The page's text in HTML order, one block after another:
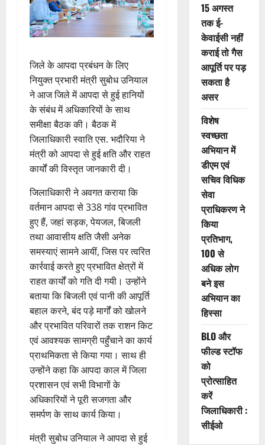
जिले के आपदा प्रबंधन के लिए
नियुक्त प्रभारी मंत्री सुबोध उनियाल
ने आज जिले में आपदा से हुई हानियों
के संबंध में अधिकारियों के साथ
समीक्षा बैठक की। बैठक में
जिलाधिकारी स्वाति एस. भदौरिया ने
मंत्री को आपदा से हुई क्षति और राहत
कार्यों की विस्तृत जानकारी दी।
जिलाधिकारी ने अवगत कराया कि
वर्तमान आपदा से 338 गांव प्रभावित
हुए हैं, जहां सड़क, पेयजल, बिजली
तथा आवासीय क्षति जैसी अनेक
समस्याएं सामने आयीं, जिस पर त्वरित
कार्रवाई करते हुए प्रभावित क्षेत्रों में
राहत कार्यों को गति दी गयी। उन्होंने
बताया कि बिजली एवं पानी की आपूर्ति
बहाल करने, बंद पड़े मार्गों को खोलने
और प्रभावित परिवारों तक राशन किट
एवं आवश्यक सामग्री पहुँचाने का कार्य
प्राथमिकता से किया गया। साथ ही
उन्होंने कहा कि आपदा काल में जिला
प्रशासन एवं सभी विभागों के
अधिकारियों ने पूरी सजगता और
समर्पण के साथ कार्य किया।
मंत्री सुबोध उनियाल ने आपदा से हुई
15 अगस्त
तक ई-
केवाईसी नहीं
कराई तो गैस
आपूर्ति पर पड़
सकता है
असर
विशेष
स्वच्छता
अभियान में
डीएम एवं
सचिव विधिक
सेवा
प्राधिकरण ने
किया
प्रतिभाग,
100 से
अधिक लोग
बने इस
अभियान का
हिस्सा
BLO और
फील्ड स्टॉफ
को
प्रोत्साहित
करें
जिलाधिकारी :
सीईओ